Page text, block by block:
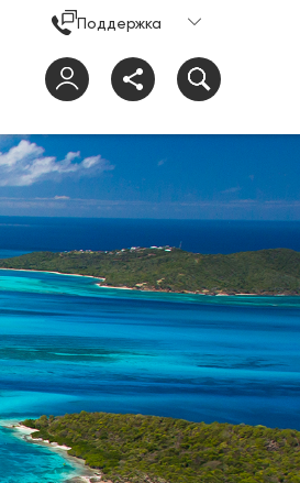
Поддержка